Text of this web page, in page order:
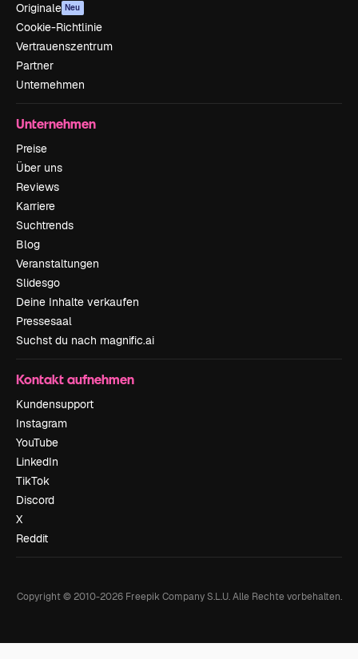
Originale Neu
Cookie-Richtlinie
Vertrauenszentrum
Partner
Unternehmen
Unternehmen
Preise
Über uns
Reviews
Karriere
Suchtrends
Blog
Veranstaltungen
Slidesgo
Deine Inhalte verkaufen
Pressesaal
Suchst du nach magnific.ai
Kontakt aufnehmen
Kundensupport
Instagram
YouTube
LinkedIn
TikTok
Discord
X
Reddit
Copyright © 2010-2026Freepik Company S.L.U. Alle Rechte vorbehalten.